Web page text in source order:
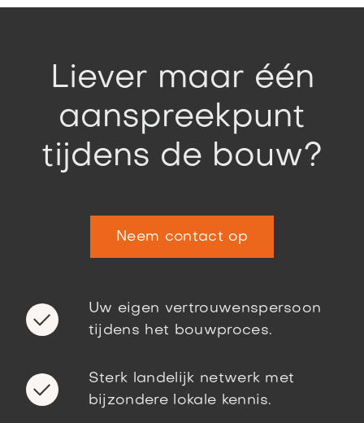
Liever maar één
aanspreekpunt
tijdens de bouw?
Neem contact op
Uw eigen vertrouwenspersoon
tijdens het bouwproces.
Sterk landelijk netwerk met
bijzondere lokale kennis.